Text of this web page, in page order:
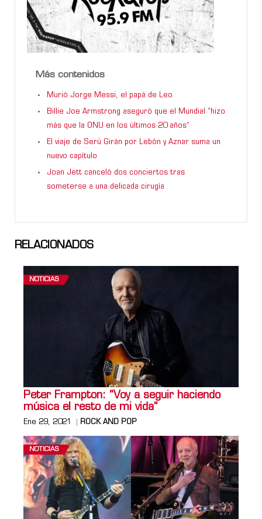
Más contenidos
Murió Jorge Messi, el papá de Leo
Billie Joe Armstrong aseguró que el Mundial “hizo
más que la ONU en los últimos 20 años”
El viaje de Serú Girán por Lebón y Aznar suma un
nuevo capítulo
Joan Jett canceló dos conciertos tras
someterse a una delicada cirugía
RELACIONADOS
NOTICIAS
Peter Frampton: “Voy a seguir haciendo
música el resto de mi vida”
Ene 29, 2021 ROCK AND POP
NOTICIAS